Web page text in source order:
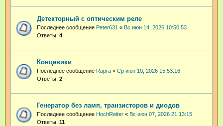
Детекторный с оптическим реле
Последнее сообщение Peter631 « Вс июн 14, 2026 10:50:53
Ответы: 4
Концевики
Последнее сообщение Rapra « Ср июн 10, 2026 15:53:16
Ответы: 2
Генератор без ламп, транзисторов и диодов
Последнее сообщение HochReiter « Вс июн 07, 2026 21:13:15
Ответы: 11